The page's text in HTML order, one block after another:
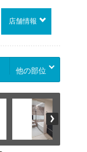
店舗情報
他の部位